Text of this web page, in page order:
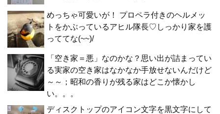
めっちゃ可愛いが！ プロペラ付きのヘルメッ
トをかぶっているアヒル隊長♡しっかり家を護
っててな(~~)/
「空き家＝悪」なのかな？思い出が詰まってい
る実家の空き家はなかなか手放せないんだけど
～～；昭和の香りが残る家はどこか懐かし
い。。。
ディスクトップのアイコン文字を黒文字にして